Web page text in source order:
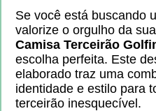
Se você está buscando
valorize o orgulho da
Camisa Terceirão
escolha perfeita. Este
elaborado traz uma
identidade e estilo para
terceirão inesquecível.